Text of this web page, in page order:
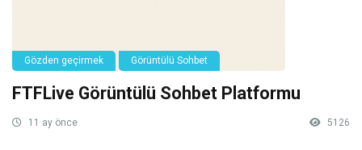
Gözden geçirmek Görüntülü Sohbet
FTFLive Görüntülü Sohbet Platformu
11 ay önce 5126